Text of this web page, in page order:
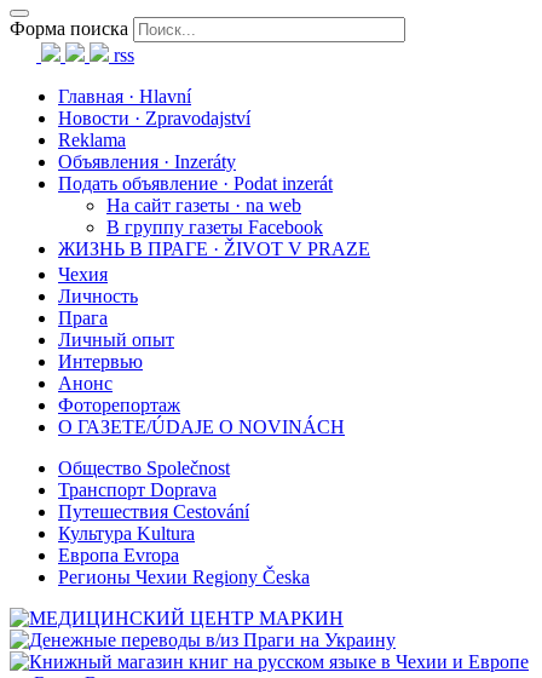
Форма поиска
rss
Главная · Hlavní
Новости · Zpravodajství
Reklama
Объявления · Inzeráty
Подать объявление · Podat inzerát
На сайт газеты · na web
В группу газеты Facebook
ЖИЗНЬ В ПРАГЕ · ŽIVOT V PRAZE
Чехия
Личность
Прага
Личный опыт
Интервью
Анонс
Фоторепортаж
О ГАЗЕТЕ/ÚDAJE O NOVINÁCH
Общество Společnost
Транспорт Doprava
Путешествия Cestování
Культура Kultura
Европа Evropa
Регионы Чехии Regiony Česka